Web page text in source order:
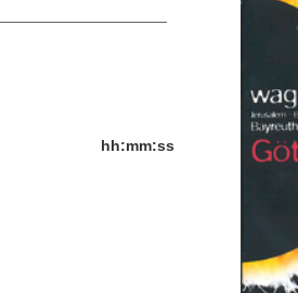
hh:mm:ss